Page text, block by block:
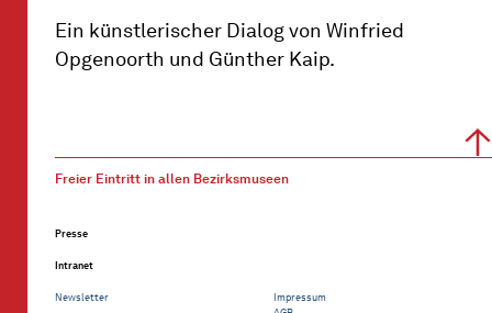
Ein künstlerischer Dialog von Winfried
Opgenoorth und Günther Kaip.
Freier Eintritt in allen Bezirksmuseen
Presse
Intranet
Newsletter
Impressum